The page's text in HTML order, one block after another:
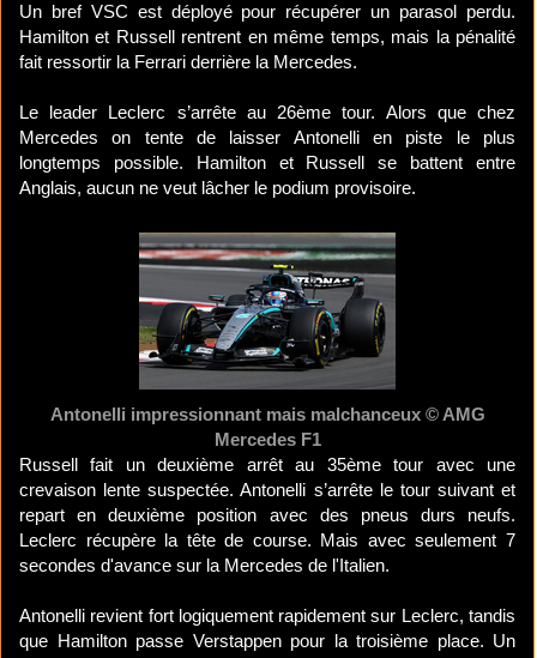
Un bref VSC est déployé pour récupérer un parasol perdu.
Hamilton et Russell rentrent en même temps, mais la pénalité
fait ressortir la Ferrari derrière la Mercedes.
Le leader Leclerc s’arrête au 26ème tour. Alors que chez
Mercedes on tente de laisser Antonelli en piste le plus
longtemps possible. Hamilton et Russell se battent entre
Anglais, aucun ne veut lâcher le podium provisoire.
Antonelli impressionnant mais malchanceux © AMG
Mercedes F1
Russell fait un deuxième arrêt au 35ème tour avec une
crevaison lente suspectée. Antonelli s’arrête le tour suivant et
repart en deuxième position avec des pneus durs neufs.
Leclerc récupère la tête de course. Mais avec seulement 7
secondes d'avance sur la Mercedes de l'Italien.
Antonelli revient fort logiquement rapidement sur Leclerc, tandis
que Hamilton passe Verstappen pour la troisième place. Un